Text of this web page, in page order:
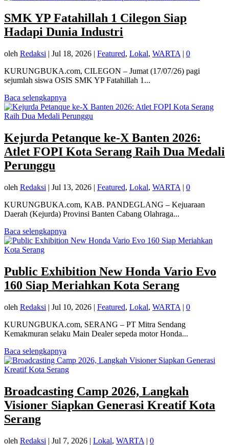
SMK YP Fatahillah 1 Cilegon Siap
Hadapi Dunia Industri
oleh Redaksi | Jul 18, 2026 | Featured, Lokal, WARTA | 0
KURUNGBUKA.com, CILEGON – Jumat (17/07/26) pagi
sejumlah siswa OSIS SMK YP Fatahillah 1...
Baca selengkapnya
Kejurda Petanque ke-X Banten 2026:
Atlet FOPI Kota Serang Raih Dua Medali
Perunggu
oleh Redaksi | Jul 13, 2026 | Featured, Lokal, WARTA | 0
KURUNGBUKA.com, KAB. PANDEGLANG – Kejuaraan
Daerah (Kejurda) Provinsi Banten Cabang Olahraga...
Baca selengkapnya
Public Exhibition New Honda Vario Evo
160 Siap Meriahkan Kota Serang
oleh Redaksi | Jul 10, 2026 | Featured, Lokal, WARTA | 0
KURUNGBUKA.com, SERANG – PT Mitra Sendang
Kemakmuran selaku Main Dealer sepeda motor Honda...
Baca selengkapnya
Broadcasting Camp 2026, Langkah
Visioner Siapkan Generasi Kreatif Kota
Serang
oleh Redaksi | Jul 7, 2026 | Lokal, WARTA | 0